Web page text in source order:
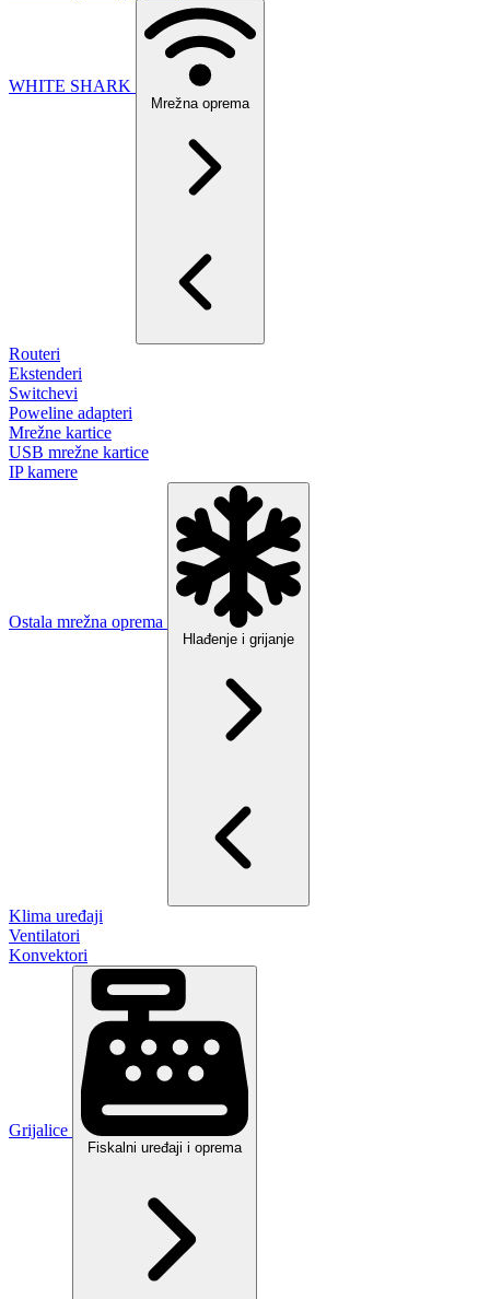
WHITE SHARK
Mrežna oprema
Routeri
Ekstenderi
Switchevi
Poweline adapteri
Mrežne kartice
USB mrežne kartice
IP kamere
Ostala mrežna oprema
Hlađenje i grijanje
Klima uređaji
Ventilatori
Konvektori
Grijalice
Fiskalni uređaji i oprema